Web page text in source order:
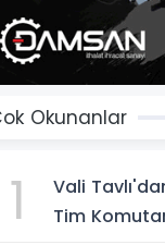
Okunanlar
1
Vali
Tim